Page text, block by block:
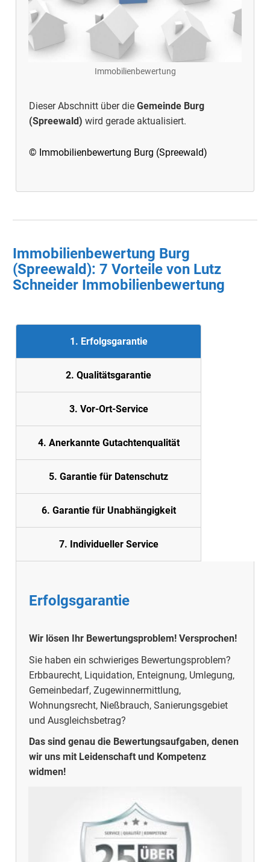
Immobilienbewertung
Dieser Abschnitt über die Gemeinde Burg
(Spreewald) wird gerade aktualisiert.
© Immobilienbewertung Burg (Spreewald)
Immobilienbewertung Burg
(Spreewald): 7 Vorteile von Lutz
Schneider Immobilienbewertung
1. Erfolgsgarantie
2. Qualitätsgarantie
3. Vor-Ort-Service
4. Anerkannte Gutachtenqualität
5. Garantie für Datenschutz
6. Garantie für Unabhängigkeit
7. Individueller Service
Erfolgsgarantie
Wir lösen Ihr Bewertungsproblem! Versprochen!
Sie haben ein schwieriges Bewertungsproblem?
Erbbaurecht, Liquidation, Enteignung, Umlegung,
Gemeinbedarf, Zugewinnermittlung,
Wohnungsrecht, Nießbrauch, Sanierungsgebiet
und Ausgleichsbetrag?
Das sind genau die Bewertungsaufgaben, denen
wir uns mit Leidenschaft und Kompetenz
widmen!